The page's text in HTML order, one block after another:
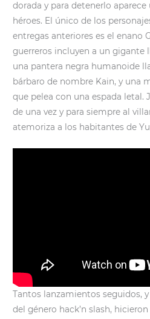
dorada y para detenerlo
héroes. El único de los
entregas anteriores es el enano
guerreros incluyen a un gigante
una pantera negra humanoide
bárbaro de nombre Kain, y una
que pelea con una espada
de una vez y para siempre al
atemoriza a los habitantes de
Tantos lanzamientos seguidos,
del género hack’n slash,